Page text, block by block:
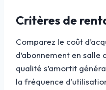
Critères de
Comparez le coût
d’abonnement en salle
qualité s’amortit
la fréquence